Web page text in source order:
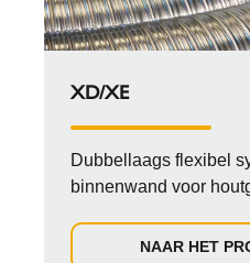
XD/XE
Dubbellaags flexibel
binnenwand voor
NAAR HET